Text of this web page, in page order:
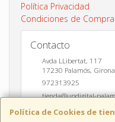
Política de Cookies de
Política Privacidad
Condiciones de Compra
Contacto
Avda LLibertat, 117
17230 Palamós, Girona
972313925
tienda@updigital-